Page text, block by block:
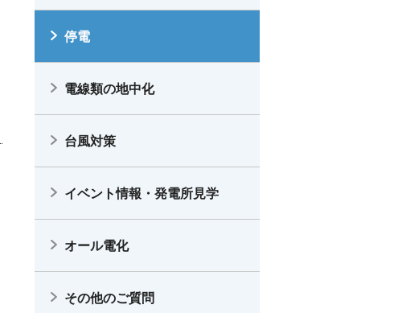
停電
電線類の地中化
台風対策
イベント情報・発電所見学
オール電化
その他のご質問